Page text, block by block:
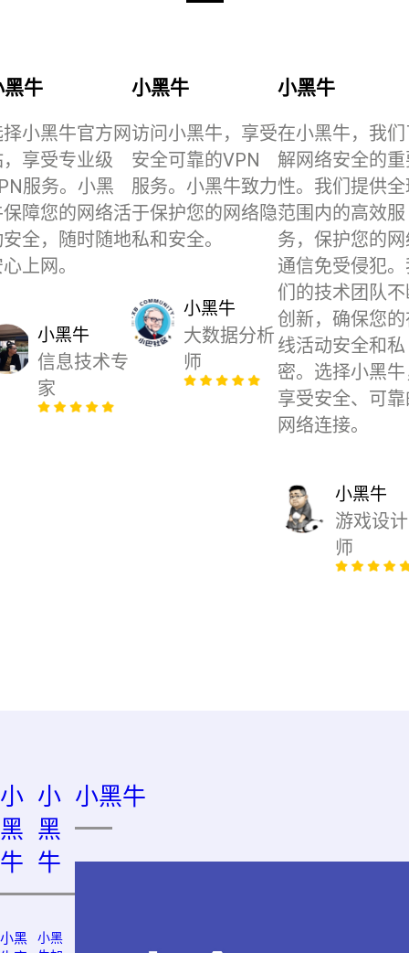
黑牛
小黑牛官方网
享受专业级
服务。小黑
障您的网络活
全，随时随地
上网。
小黑牛
信息技术专
家
小黑牛
访问小黑牛，享受
安全可靠的VPN
服务。小黑牛致力
于保护您的网络隐
私和安全。
小黑牛
大数据分析
师
小黑牛
在小黑牛，我
解网络安全的
性。我们提供
范围内的高效服
务，保护您的
通信免受侵犯
们的技术团队
创新，确保您
线活动安全和私
密。选择小黑
享受安全、可
网络连接。
小黑牛
游戏设计
师
小
黑
牛
小黑
小
黑
牛
小黑
小黑牛